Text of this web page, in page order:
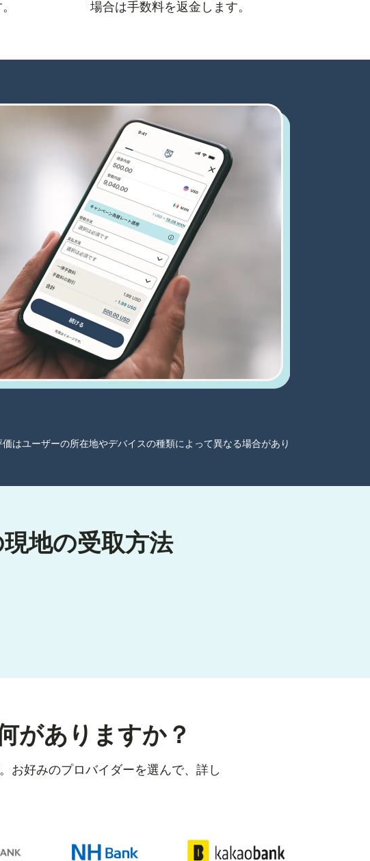
場合は手数料を返金します。
はユーザーの所在地やデバイスの種類によって異なる場合があり
地の受取方法
がありますか？
お好みのプロバイダーを選んで、詳し